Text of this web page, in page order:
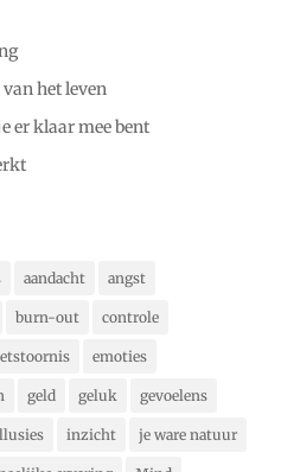
het leven
er klaar mee bent
aandacht angst
burn-out controle
emoties
geld geluk gevoelens
inzicht je ware natuur